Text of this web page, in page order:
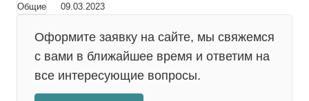
Общие 09.03.2023
Оформите заявку на сайте, мы свяжемся
с вами в ближайшее время и ответим на
все интересующие вопросы.